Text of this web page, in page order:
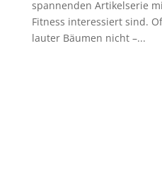
spannenden Artikelserie
Fitness interessiert sind.
lauter Bäumen nicht –...